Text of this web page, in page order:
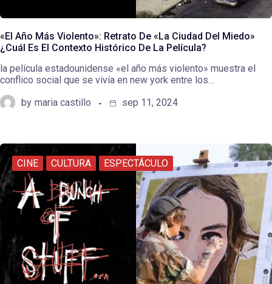
«El Año Más Violento»: Retrato De «La Ciudad Del Miedo»
¿Cuál Es El Contexto Histórico De La Película?
la película estadounidense «el año más violento» muestra el
conflico social que se vivía en new york entre los…
by maria castillo sep 11, 2024
CINE CULTURA ESPECTÁCULO